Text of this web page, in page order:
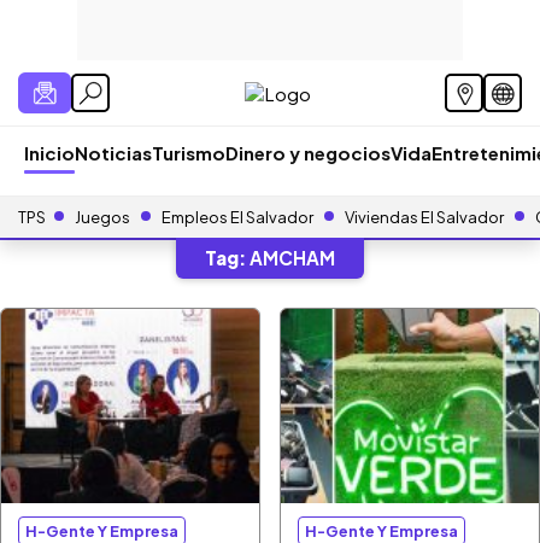
InicioNoticiasTurismoDinero y negociosVida
TPS Juegos Empleos El Salvador Viviendas El Salvador
Tag: AMCHAM
H-Gente Y Empresa H-Gente Y Empresa